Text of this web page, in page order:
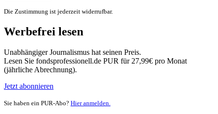
Die Zustimmung ist jederzeit widerrufbar.
Werbefrei lesen
Unabhängiger Journalismus hat seinen Preis.
Lesen Sie fondsprofessionell.de PUR für 27,99€ pro Monat
(jährliche Abrechnung).
Jetzt abonnieren
Sie haben ein PUR-Abo? Hier anmelden.